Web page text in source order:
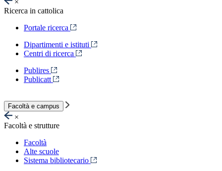
Ricerca in cattolica
Portale ricerca
Dipartimenti e istituti
Centri di ricerca
Publires
Publicatt
Facoltà e campus
×
Facoltà e strutture
Facoltà
Alte scuole
Sistema bibliotecario